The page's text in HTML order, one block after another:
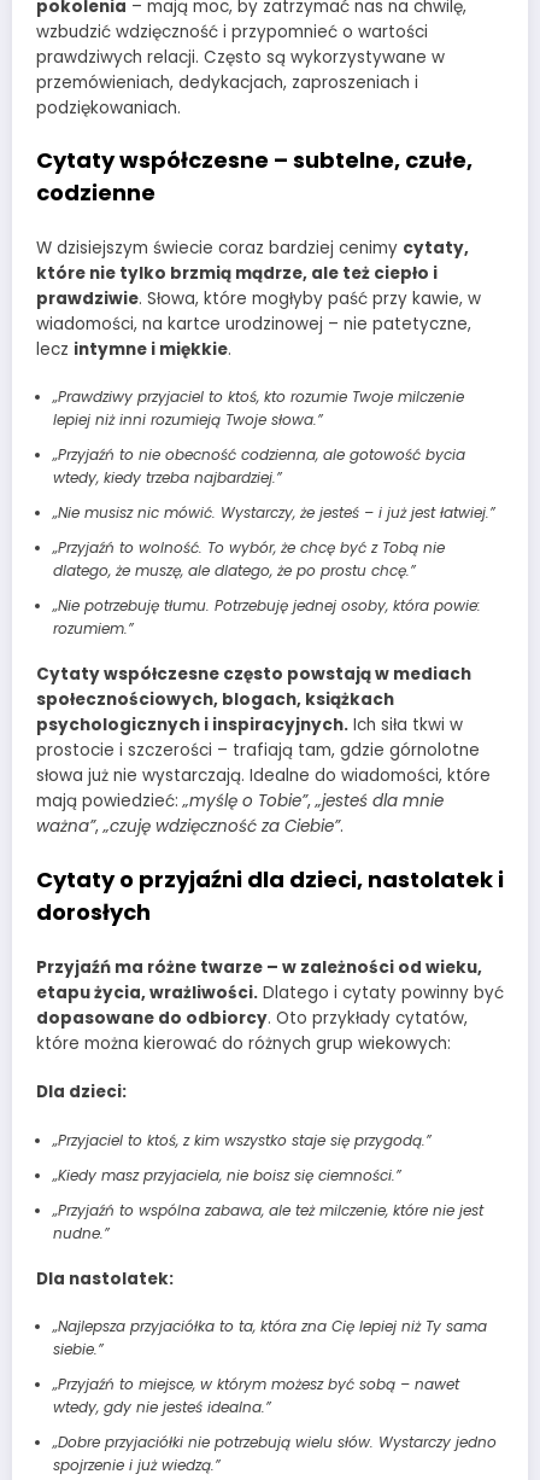
pokolenia – mają moc, by zatrzymać nas na chwilę,
wzbudzić wdzięczność i przypomnieć o wartości
prawdziwych relacji. Często są wykorzystywane w
przemówieniach, dedykacjach, zaproszeniach i
podziękowaniach.
Cytaty współczesne – subtelne, czułe,
codzienne
W dzisiejszym świecie coraz bardziej cenimy cytaty,
które nie tylko brzmią mądrze, ale też ciepło i
prawdziwie. Słowa, które mogłyby paść przy kawie, w
wiadomości, na kartce urodzinowej – nie patetyczne,
lecz intymne i miękkie.
„Prawdziwy przyjaciel to ktoś, kto rozumie Twoje milczenie
lepiej niż inni rozumieją Twoje słowa.”
„Przyjaźń to nie obecność codzienna, ale gotowość bycia
wtedy, kiedy trzeba najbardziej.”
„Nie musisz nic mówić. Wystarczy, że jesteś – i już jest łatwiej.”
„Przyjaźń to wolność. To wybór, że chcę być z Tobą nie
dlatego, że muszę, ale dlatego, że po prostu chcę.”
„Nie potrzebuję tłumu. Potrzebuję jednej osoby, która powie:
rozumiem.”
Cytaty współczesne często powstają w mediach
społecznościowych, blogach, książkach
psychologicznych i inspiracyjnych. Ich siła tkwi w
prostocie i szczerości – trafiają tam, gdzie górnolotne
słowa już nie wystarczają. Idealne do wiadomości, które
mają powiedzieć:„myślę o Tobie”,„jesteś dla mnie
ważna”,„czuję wdzięczność za Ciebie”.
Cytaty o przyjaźni dla dzieci, nastolatek i
dorosłych
Przyjaźń ma różne twarze – w zależności od wieku,
etapu życia, wrażliwości. Dlatego i cytaty powinny być
dopasowane do odbiorcy. Oto przykłady cytatów,
które można kierować do różnych grup wiekowych:
Dla dzieci:
„Przyjaciel to ktoś, z kim wszystko staje się przygodą.”
„Kiedy masz przyjaciela, nie boisz się ciemności.”
„Przyjaźń to wspólna zabawa, ale też milczenie, które nie jest
nudne.”
Dla nastolatek:
„Najlepsza przyjaciółka to ta, która zna Cię lepiej niż Ty sama
siebie.”
„Przyjaźń to miejsce, w którym możesz być sobą – nawet
wtedy, gdy nie jesteś idealna.”
„Dobre przyjaciółki nie potrzebują wielu słów. Wystarczy jedno
spojrzenie i już wiedzą.”